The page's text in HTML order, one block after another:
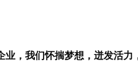
，我们怀揣梦想，迸发活